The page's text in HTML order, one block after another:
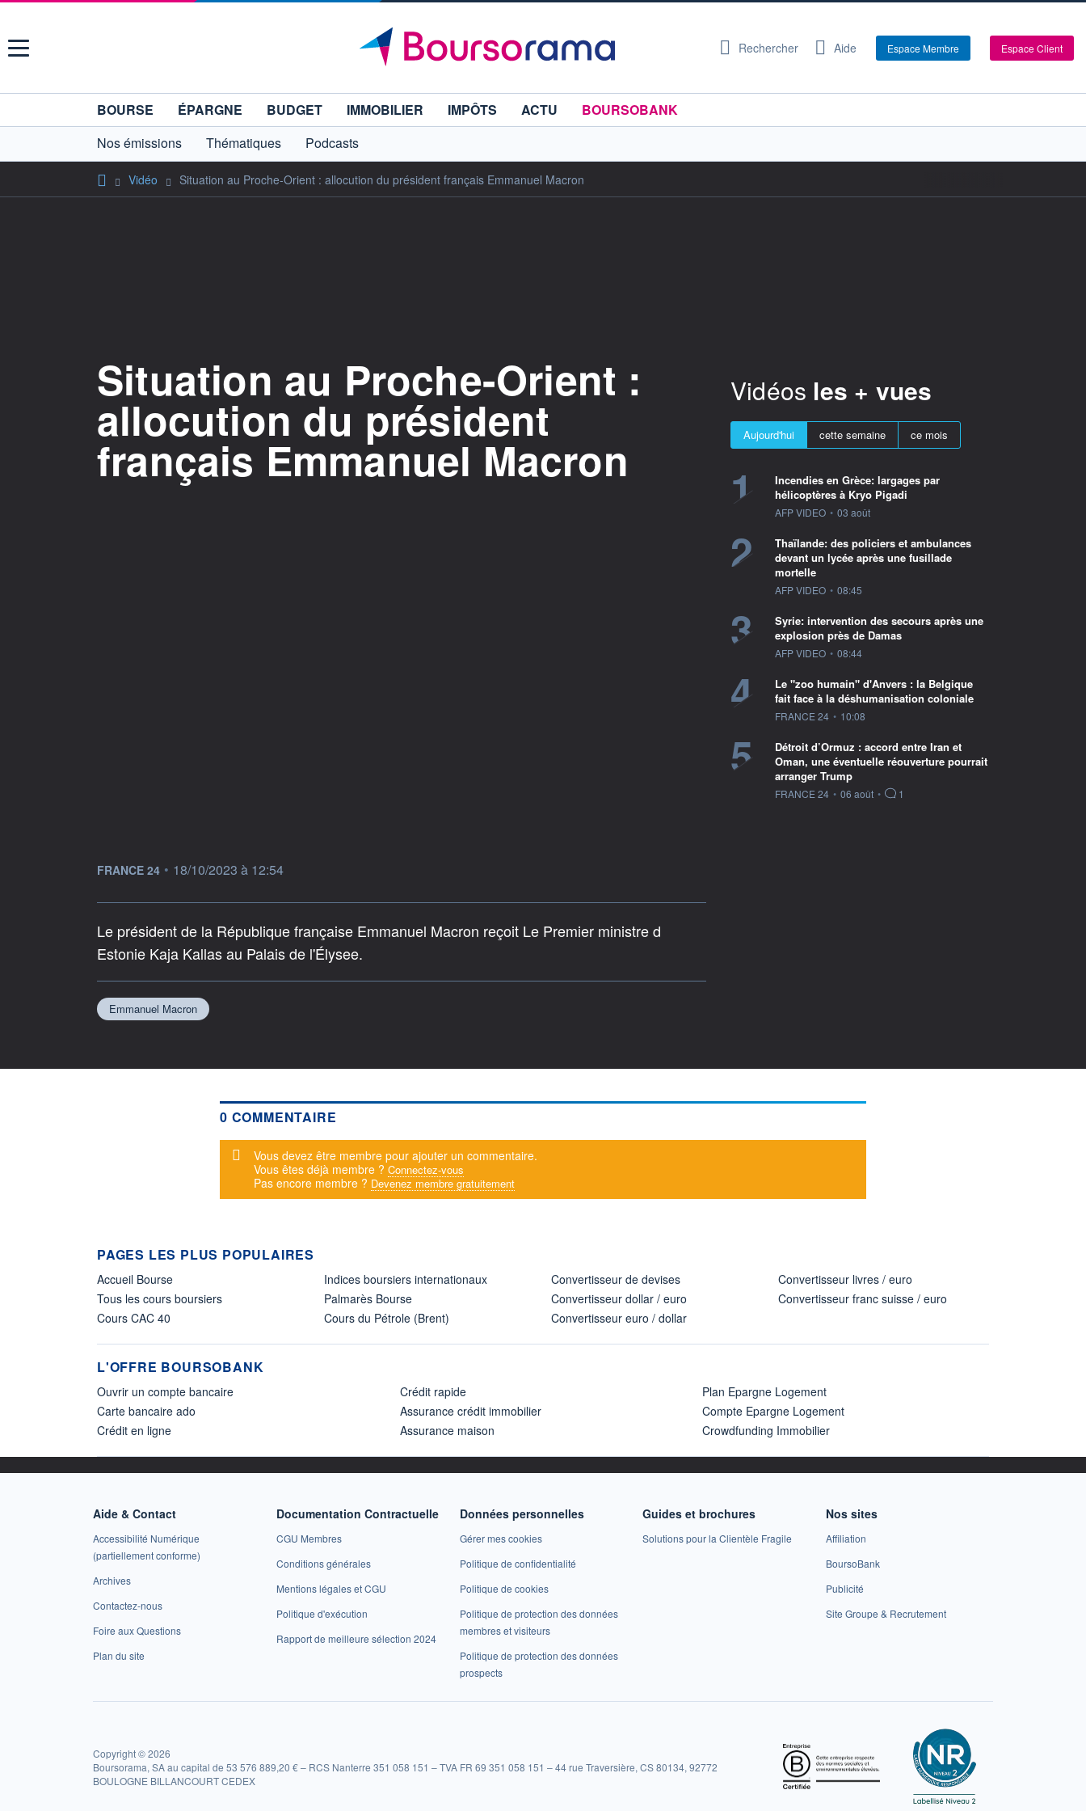
Menu Rechercher Aide Espace Membre Espace Client
BOURSE ÉPARGNE BUDGET IMMOBILIER IMPÔTS ACTU
BOURSOBANK
Nos émissions
Thématiques Podcasts
Vidéo Situation au Proche-Orient : allocution du président français Emmanuel Macron
Situation au Proche-Orient :
allocution du président
français Emmanuel Macron
information fournie par
FRANCE 24 • 18/10/2023 à 12:54
Le président de la République française Emmanuel Macron reçoit Le Premier ministre d
Estonie Kaja Kallas au Palais de l'Élysee.
Emmanuel Macron
Vidéos les + vues
Aujourd'hui cette semaine ce mois
1
Incendies en Grèce: largages par
hélicoptères à Kryo Pigadi
information fournie par
AFP VIDEO • 03 août
2
Thaïlande: des policiers et ambulances
devant un lycée après une fusillade
mortelle
information fournie par
AFP VIDEO • 08:45
3
Syrie: intervention des secours après une
explosion près de Damas
information fournie par
AFP VIDEO • 08:44
4
Le "zoo humain" d'Anvers : la Belgique
fait face à la déshumanisation coloniale
information fournie par
FRANCE 24 • 10:08
5
Détroit d’Ormuz : accord entre Iran et
Oman, une éventuelle réouverture pourrait
arranger Trump
information fournie par
FRANCE 24 • 06 août • 1
0 COMMENTAIRE
Message d'alerte
Vous devez être membre pour ajouter un commentaire.
Vous êtes déjà membre ? Connectez-vous
Pas encore membre ? Devenez membre gratuitement
PAGES LES PLUS POPULAIRES
Accueil Bourse
Tous les cours boursiers
Cours CAC 40
Indices boursiers internationaux
Palmarès Bourse
Cours du Pétrole (Brent)
Convertisseur de devises
Convertisseur dollar / euro
Convertisseur euro / dollar
Convertisseur livres / euro
Convertisseur franc suisse / euro
L'OFFRE BOURSOBANK
Ouvrir un compte bancaire
Carte bancaire ado
Crédit en ligne
Crédit rapide
Assurance crédit immobilier
Assurance maison
Plan Epargne Logement
Compte Epargne Logement
Crowdfunding Immobilier
Aide & Contact
Accessibilité Numérique
(partiellement conforme)
Archives
Contactez-nous
Foire aux Questions
Plan du site
Documentation Contractuelle
CGU Membres
Conditions générales
Mentions légales et CGU
Politique d'exécution
Rapport de meilleure sélection 2024
Données personnelles
Gérer mes cookies
Politique de confidentialité
Politique de cookies
Politique de protection des données
membres et visiteurs
Politique de protection des données
prospects
Guides et brochures
Solutions pour la Clientèle Fragile
Nos sites
Affiliation
BoursoBank
Publicité
Site Groupe & Recrutement
Copyright © 2026
Boursorama, SA au capital de 53 576 889,20 € – RCS Nanterre 351 058 151 – TVA FR 69 351 058 151 – 44 rue Traversière, CS 80134, 92772
BOULOGNE BILLANCOURT CEDEX